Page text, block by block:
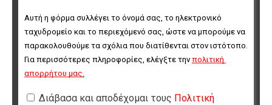
Αυτή η φόρμα συλλέγει το όνομά σας, το ηλεκτρονικό
ταχυδρομείο και το περιεχόμενό σας, ώστε να μπορούμε να
παρακολουθούμε τα σχόλια που διατίθενται στον ιστότοπο.
Για περισσότερες πληροφορίες, ελέγξτε την πολιτική
απορρήτου μας.
Διάβασα και αποδέχομαι τους Πολιτική